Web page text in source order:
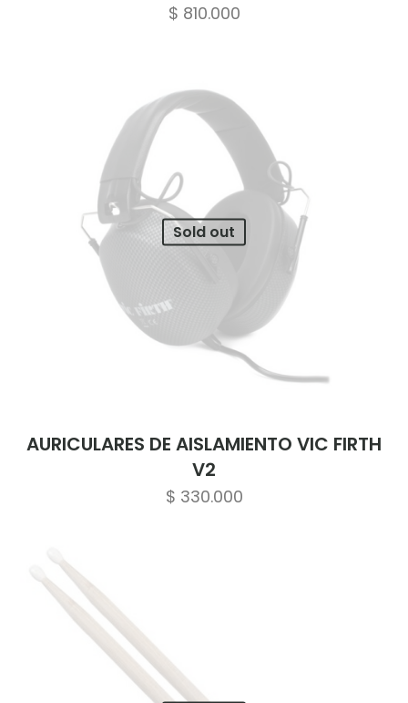
$ 810.000
Sold out
AURICULARES DE AISLAMIENTO VIC FIRTH
V2
$ 330.000